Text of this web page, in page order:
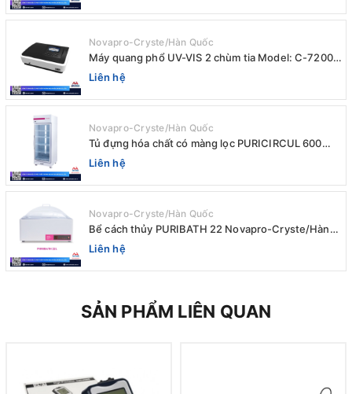
Novapro-Cryste/Hàn Quốc
Máy quang phổ UV-VIS 2 chùm tia Model: C-7200 /
Peak
Liên hệ
Novapro-Cryste/Hàn Quốc
Tủ đựng hóa chất có màng lọc PURICIRCUL 600
AIRTIGHT Novapro-Cryste/Hàn Quốc
Liên hệ
Novapro-Cryste/Hàn Quốc
Bể cách thủy PURIBATH 22 Novapro-Cryste/Hàn
Quốc
Liên hệ
SẢN PHẨM LIÊN QUAN